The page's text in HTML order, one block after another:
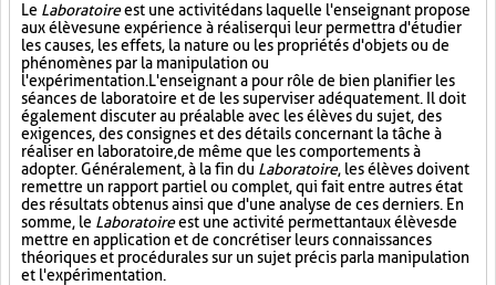
Le Laboratoireest une activité dans laquelle l'enseignant propose
aux élèves une expérience à réaliser qui leur permettra d'étudier
les causes, les effets, la nature ou les propriétés d'objets ou de
phénomènes par la manipulation ou
l'expérimentation. L'enseignant a pour rôle de bien planifier les
séances de laboratoire et de les superviser adéquatement. Il doit
également discuter au préalable avec les élèves du sujet, des
exigences, des consignes et des détails concernant la tâche à
réaliser en laboratoire, de même que les comportements à
adopter. Généralement, à la fin du Laboratoire, les élèves doivent
remettre un rapport partiel ou complet, qui fait entre autres état
des résultats obtenus ainsi que d'une analyse de ces derniers. En
somme, le Laboratoireest une activité permettant aux élèves de
mettre en application et de concrétiser leurs connaissances
théoriques et procédurales sur un sujet précis par la manipulation
et l'expérimentation.